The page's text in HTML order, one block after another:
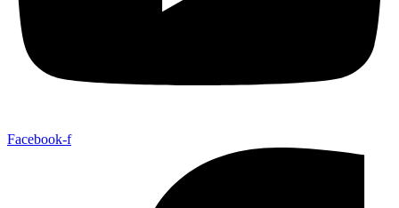
Facebook-f